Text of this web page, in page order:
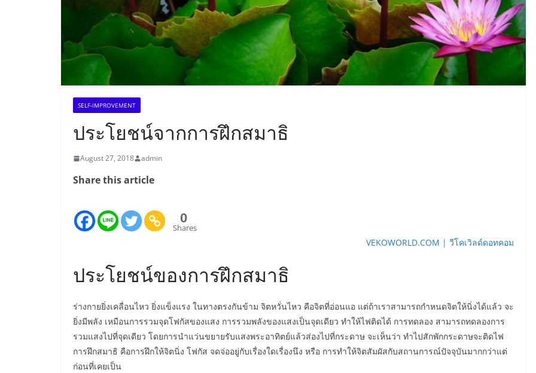
SELF-IMPROVEMENT
ประโยชน์จากการฝึกสมาธิ
August 27, 2018 admin
Share this article
0
Shares
VEKOWORLD.COM | วีโคเวิลด์ดอทคอม
ประโยชน์ของการฝึกสมาธิ
ร่างกายยิ่งเคลื่อนไหว ยิ่งแข็งแรง ในทางตรงกันข้าม จิตหวั่นไหว คือจิตที่อ่อนแอ แต่ถ้าเราสามารถกำหนดจิตให้นิ่งได้แล้ว จะ
ยิ่งมีพลัง เหมือนการรวมจุดโฟกัสของแสง การรวมพลังของแสงเป็นจุดเดียว ทำให้ไฟติดได้ การทดลอง สามารถทดลองการ
รวมแสงไปที่จุดเดียว โดยการนำแว่นขยายรับแสงพระอาทิตย์แล้วส่องไปที่กระดาษ จะเห็นว่า ทำไปสักพักกระดาษจะติดไฟ
การฝึกสมาธิ คือการฝึกให้จิตนิ่ง โฟกัส จดจ่ออยู่กับเรื่องใดเรื่องนึง หรือ การทำให้จิตสัมผัสกับสถานการณ์ปัจจุบันมากกว่าแต่
ก่อนที่เคยเป็น